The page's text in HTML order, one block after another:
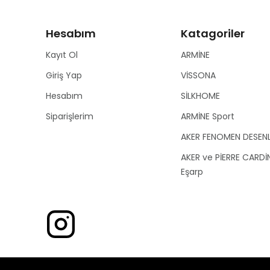
Hesabım
Kayıt Ol
Giriş Yap
Hesabım
Siparişlerim
Katagoriler
ARMİNE
VİSSONA
SİLKHOME
ARMİNE Sport
AKER FENOMEN
AKER ve PİERRE
Eşarp